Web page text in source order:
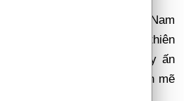
đầu tiên của Kia tại Việt Nam
mới. Lấy cảm hứng từ thiên
đại,
gây ấn
tiên bởi vẻ ngoài mạnh mẽ